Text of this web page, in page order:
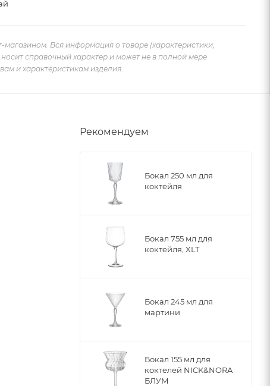
магазином. Вся информация о товаре (характеристики,
справочный характер и может не в полной мере
и характеристикам изделия.
Рекомендуем
Бокал 250 мл для
коктейля
Бокал 755 мл для
коктейля, XLT
Бокал 245 мл для
мартини
Бокал 155 мл для
коктелей NICK&NORA
БЛУМ